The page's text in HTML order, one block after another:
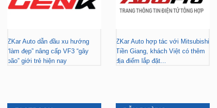
ZKar Auto hợp tác với Mitsubishi